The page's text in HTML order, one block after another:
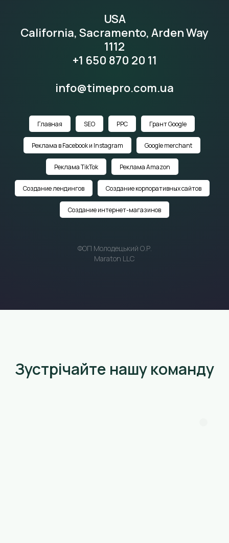
USA
California, Sacramento, Arden Way
1112
+1 650 870 20 11
info@timepro.com.ua
Главная SEO PPC Грант Google
Реклама в Facebook и Instagram Google merchant
Реклама TikTok Реклама Amazon
Создание лендингов Создание корпоративных сайтов
Создание интернет-магазинов
ФОП Молодецький О.Р.
Maraton LLC
Зустрічайте нашу команду